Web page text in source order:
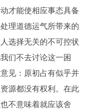
才能使相应事态具备
理道德运气所带来的
选择无关的不可控状
们不去讨论这一困
见：原初占有似乎并
源都没有权利。在此
不意味着就应该舍